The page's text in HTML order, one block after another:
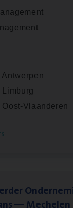
Limburg
Oost-Vlaanderen
Manager
— Mechelen